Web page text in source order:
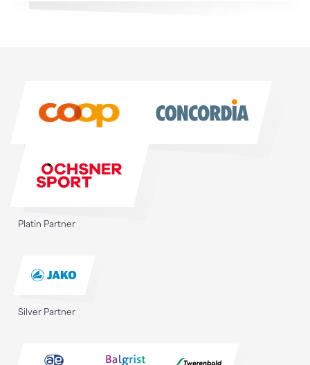
Platin Partner
Silver Partner